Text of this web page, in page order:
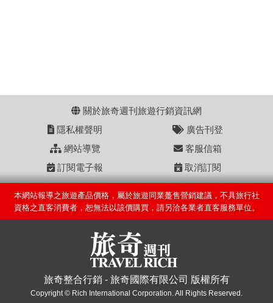
關於旅奇週刊旅遊行銷資訊網
隱私權聲明
廣告刊登
網站導覽
客服信箱
訂閱電子報
取消訂閱
本網站報導之旅遊產品價格，屬於旅遊同業躉售營銷建議，不具旅行社
資格之直客消費者，恕無法以該價購買，請另洽各業者直客服務單位。
旅奇整合行銷 - 旅奇國際有限公司 版權所有
Copyright © Rich International Corporation. All Rights Reserved.